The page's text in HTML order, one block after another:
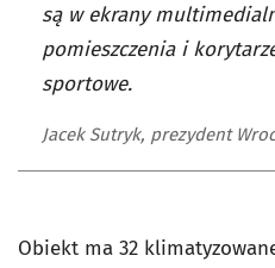
są w ekrany
pomieszczenia i
sportowe.
Jacek Sutryk, prezydent
Obiekt ma 32